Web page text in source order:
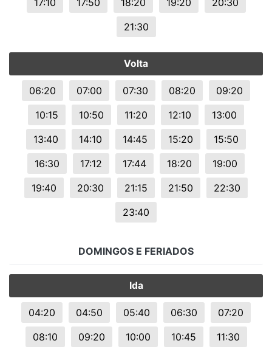
17:10 17:50 18:20 19:20
20:30
21:30
Volta
06:20 07:00 07:30 08:20
09:20
10:15
10:50 11:20 12:10
13:00
13:40
14:10 14:45 15:20
15:50
16:30
17:12 17:44 18:20
19:00
19:40
20:30 21:15 21:50
22:30
23:40
DOMINGOS E FERIADOS
Ida
04:20 04:50 05:40 06:30
07:20
08:10
09:20 10:00 10:45
11:30